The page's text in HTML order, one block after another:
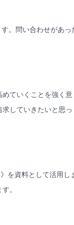
。問い合わせがあっ
ていくことを強く意
していきたいと思っ
を資料として活用し
。